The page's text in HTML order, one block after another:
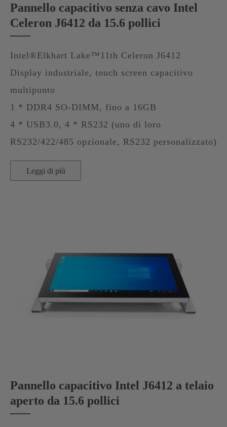
Pannello capacitivo senza cavo Intel
Celeron J6412 da 15.6 pollici
Intel®Elkhart Lake™11th Celeron J6412
Display industriale, touch screen capacitivo
multipunto
1 * DDR4 SO-DIMM, fino a 16GB
4 * USB3.0, 4 * RS232 (uno di loro
RS232/422/485 opzionale, RS232 personalizzato)
Leggi di più
Pannello capacitivo Intel J6412 a telaio
aperto da 15.6 pollici